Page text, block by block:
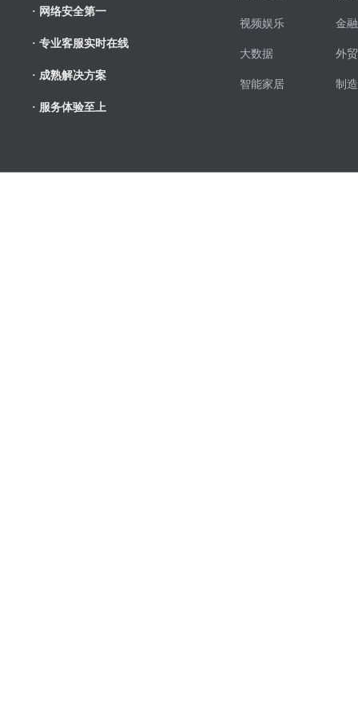
· 网络安全第一
· 专业客服实时在线
· 成熟解决方案
· 服务体验至上
视频娱乐 金
大数据 外
智能家居 制